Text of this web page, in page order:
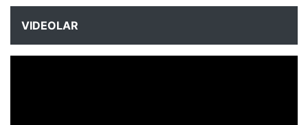
VIDEOLAR